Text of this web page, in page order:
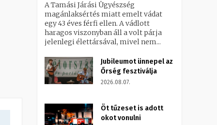
A Tamási Járási Ügyészség
magánlaksértés miatt emelt vádat
egy 43 éves férfi ellen. A vádlott
haragos viszonyban áll a volt párja
jelenlegi élettársával, mivel nem...
Jubileumot ünnepel az
Őrség fesztiválja
2026.08.07.
Öt tűzeset is adott
okot vonulni